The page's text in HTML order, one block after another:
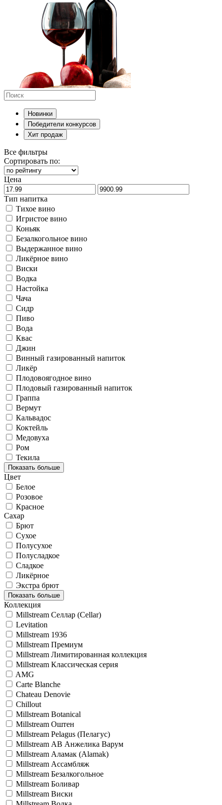
Новинки
Победители конкурсов
Хит продаж
Все фильтры
Сортировать по:
Цена
Тип напитка
Тихое вино
Игристое вино
Коньяк
Безалкогольное вино
Выдержанное вино
Ликёрное вино
Виски
Водка
Настойка
Чача
Сидр
Пиво
Вода
Квас
Джин
Винный газированный напиток
Ликёр
Плодовоягодное вино
Плодовый газированный напиток
Граппа
Вермут
Кальвадос
Коктейль
Медовуха
Ром
Текила
Показать больше
Цвет
Белое
Розовое
Красное
Сахар
Брют
Сухое
Полусухое
Полусладкое
Сладкое
Ликёрное
Экстра брют
Показать больше
Коллекция
Millstream Селлар (Cellar)
Levitation
Millstream 1936
Millstream Премиум
Millstream Лимитированная коллекция
Millstream Классическая серия
AMG
Carte Blanche
Chateau Denovie
Chillout
Millstream Botanical
Millstream Oштен
Millstream Pelagus (Пелагус)
Millstream АВ Анжелика Варум
Millstream Аламак (Alamak)
Millstream Ассамбляж
Millstream Безалкогольное
Millstream Боливар
Millstream Виски